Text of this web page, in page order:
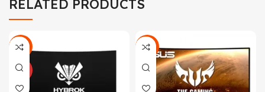
RELATED PRODUCTS
-10%
NEUF
-16%